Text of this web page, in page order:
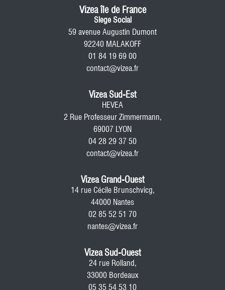
Vizea île de France
Siege Social
59 avenue Augustin Dumont
92240 MALAKOFF
01 84 19 69 00
contact@vizea.fr
Vizea Sud-Est
HEVEA
2 Rue Professeur Zimmermann,
69007 LYON
04 28 29 37 50
contact@vizea.fr
Vizea Grand-Ouest
14 rue Cécile Brunschvicg,
44000 Nantes
02 85 52 51 70
nantes@vizea.fr
Vizea Sud-Ouest
24 rue Rolland,
33000 Bordeaux
05 35 54 53 10